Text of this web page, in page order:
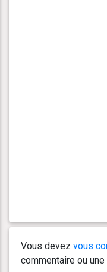
Vous devez vous
commentaire ou